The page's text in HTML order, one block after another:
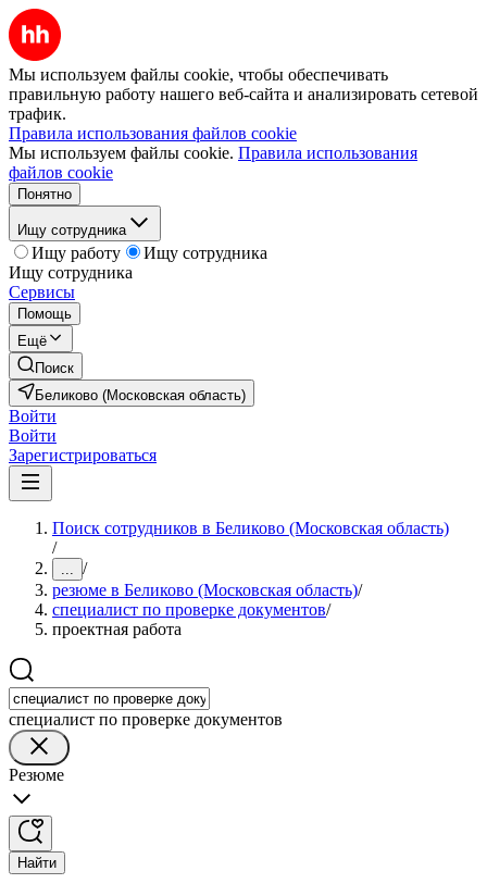
Мы используем файлы cookie, чтобы обеспечивать
правильную работу нашего веб-сайта и анализировать сетевой
трафик.
Правила использования файлов cookie
Мы используем файлы cookie. Правила использования
файлов cookie
Понятно
Ищу сотрудника
Ищу работу
Ищу сотрудника
Ищу сотрудника
Сервисы
Помощь
Ещё
Поиск
Беликово (Московская область)
Войти
Войти
Зарегистрироваться
Поиск сотрудников в Беликово (Московская область)
/
... /
резюме в Беликово (Московская область)/
специалист по проверке документов/
проектная работа
специалист по проверке документов
Резюме
Найти